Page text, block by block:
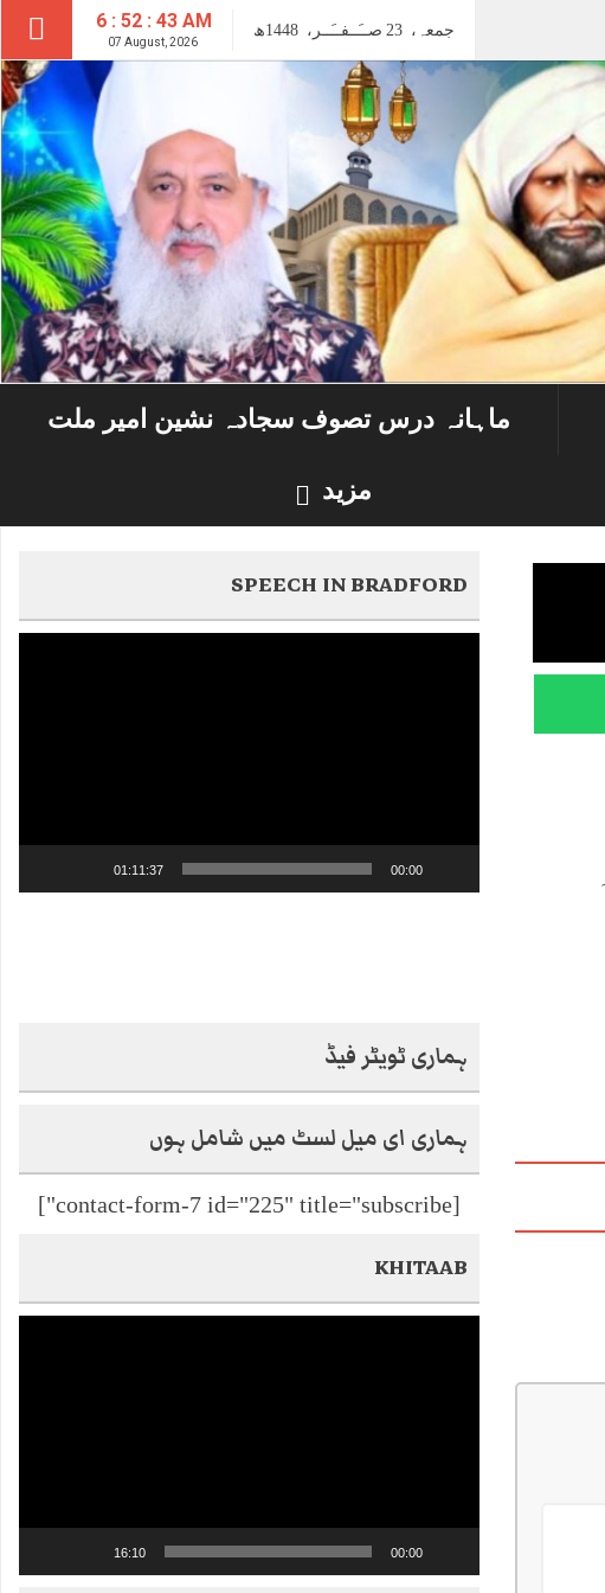
6 : 52 : 44 AM
07 August, 2026
جمعہ، 23 صــَــفــَــر، 1448ھ
ماہانہ درس تصوف سجادہ نشین امیر ملت
مزید
SPEECH IN BRADFORD
00:00
01:11:37
ہماری ٹویٹر فیڈ
ہماری ای میل لسٹ میں شامل ہوں
[contact-form-7 id="225" title="subscribe"]
KHITAAB
00:00
16:10